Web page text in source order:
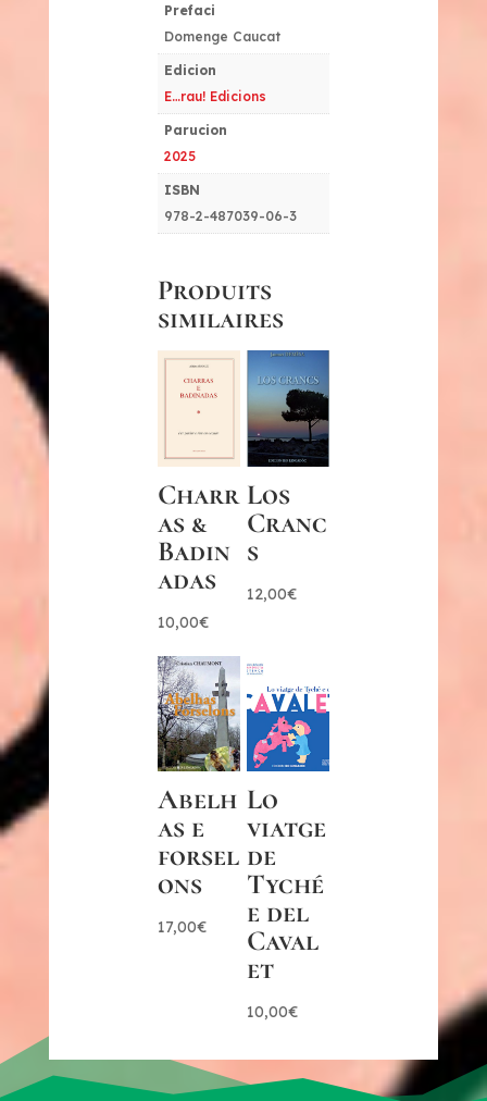
Prefaci
Domenge Caucat
Edicion
E…rau! Edicions
Parucion
2025
ISBN
978-2-487039-06-3
Produits
similaires
Charr
as &
Badin
adas
10,00€
Los
Cranc
s
12,00€
Abelh
as e
forsel
ons
17,00€
Lo
viatge
de
Tyché
e del
Caval
et
10,00€